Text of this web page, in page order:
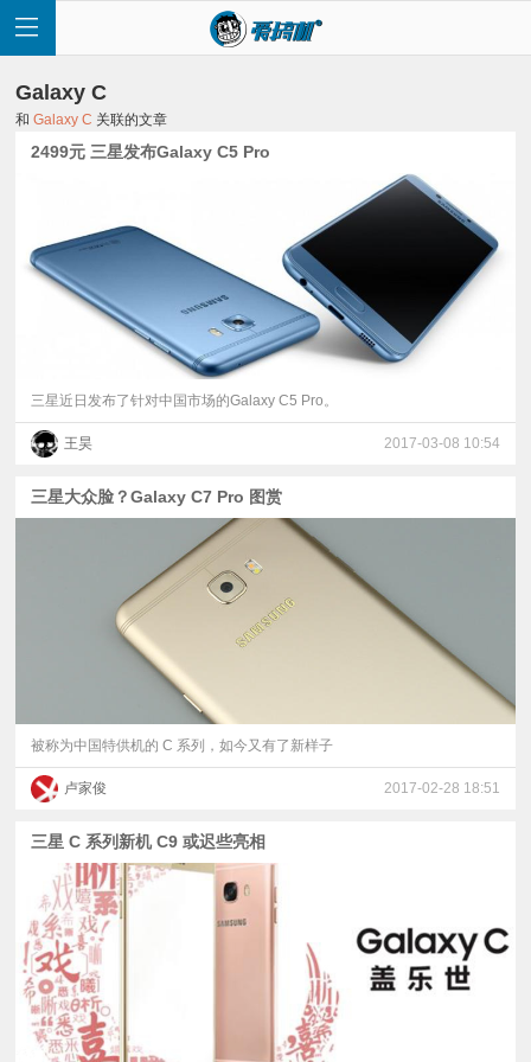
页
讯
评
测
普
专
题
Galaxy C
和Galaxy C 关联的文章
2499元 三星发布Galaxy C5 Pro
三星近日发布了针对中国市场的Galaxy C5 Pro。
王昊 2017-03-08 10:54
三星大众脸？Galaxy C7 Pro 图赏
被称为中国特供机的 C 系列，如今又有了新样子
卢家俊 2017-02-28 18:51
三星 C 系列新机 C9 或迟些亮相